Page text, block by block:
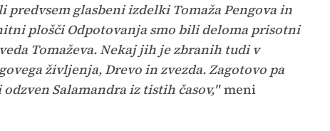
glasbeni izdelki Tomaža Pengova in
plošči Odpotovanja smo bili deloma prisotni
Tomaževa. Nekaj jih je zbranih tudi v
življenja, Drevo in zvezda. Zagotovo pa
Salamandra iz tistih časov,"meni